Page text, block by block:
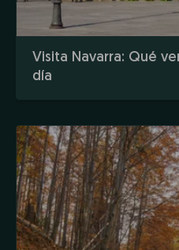
Visita Navarra: Qué
día